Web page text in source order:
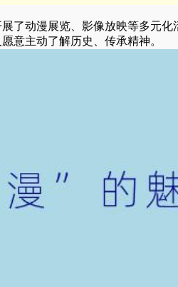
了动漫展览、影像放映等多元
意主动了解历史、传承精神。